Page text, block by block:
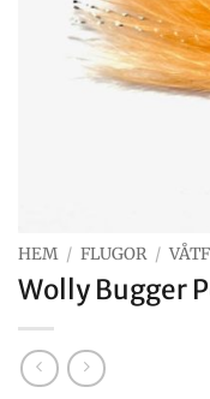
HEM / FLUGOR /
Wolly Bugger